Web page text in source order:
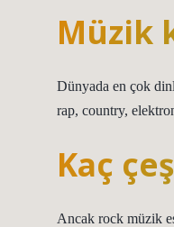
Müzik
Dünyada en çok
rap, country,
Kaç
Ancak rock müzik